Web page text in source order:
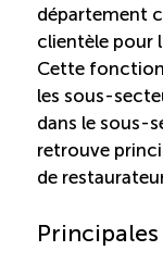
Descriptions
Balados
Diffusion
Programmes
département
clientèle pour
Cette
les sous-
dans le sous-
retrouve
de